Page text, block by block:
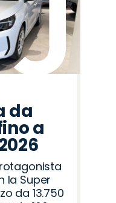
da
a
la Super
da 13.750